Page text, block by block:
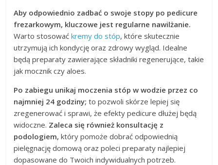
Aby odpowiednio zadbać o swoje stopy po pedicure
frezarkowym, kluczowe jest regularne nawilżanie.
Warto stosowaćkremy do stóp, które skutecznie
utrzymują ich kondycję oraz zdrowy wygląd. Idealne
będą preparaty zawierające składniki regenerujące, takie
jak mocznik czy aloes.
Po zabiegu unikaj moczenia stóp w wodzie przez co
najmniej 24 godziny; to pozwoli skórze lepiej się
zregenerować i sprawi, że efekty pedicure dłużej będą
widoczne. Zaleca się również konsultację z
podologiem, który pomoże dobrać odpowiednią
pielęgnację domową oraz poleci preparaty najlepiej
dopasowane do Twoich indywidualnych potrzeb.